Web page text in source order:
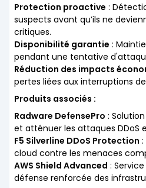
Protection proactive :
suspects avant qu’ils ne
critiques.
Disponibilité garantie :
pendant une tentative
Réduction des impacts
pertes liées aux interruptions
Produits associés :
Radware DefensePro :
et atténuer les attaques DDoS
F5 Silverline DDoS Protection
cloud contre les menaces
AWS Shield Advanced :
défense renforcée des